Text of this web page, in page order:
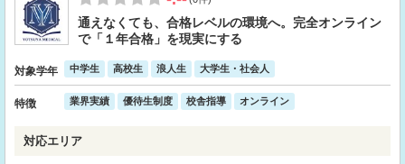
通えなくても、合格レベルの環境へ。完全オンライン
で「１年合格」を現実にする
対象学年 中学生 高校生 浪人生 大学生・社会人
特徴 業界実績 優待生制度 校舎指導 オンライン
対応エリア